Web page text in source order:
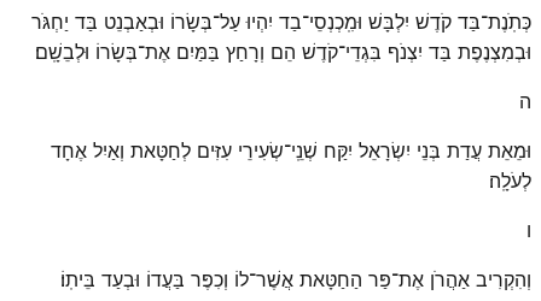
כְּתֹֽנֶת־בַּד קֹדֶשׁ יִלְבָּשׁ וּמִֽכְנְסֵי־בַד יִהְיוּ עַל־בְּשָׂרוֹ וּבְאַבְנֵט בַּד יַחְגֹּר
וּבְמִצְנֶפֶת בַּד יִצְנֹף בִּגְדֵי־קֹדֶשׁ הֵם וְרָחַץ בַּמַּיִם אֶת־בְּשָׂרוֹ וּלְבֵשָֽׁם׃
ה
וּמֵאֵת עֲדַת בְּנֵי יִשְׂרָאֵל יִקַּח שְׁנֵֽי־שְׂעִירֵי עִזִּים לְחַטָּאת וְאַיִל אֶחָד
לְעֹלָֽה׃
ו
וְהִקְרִיב אַהֲרֹן אֶת־פַּר הַחַטָּאת אֲשֶׁר־לוֹ וְכִפֶּר בַּעֲדוֹ וּבְעַד בֵּיתֽוֹ׃